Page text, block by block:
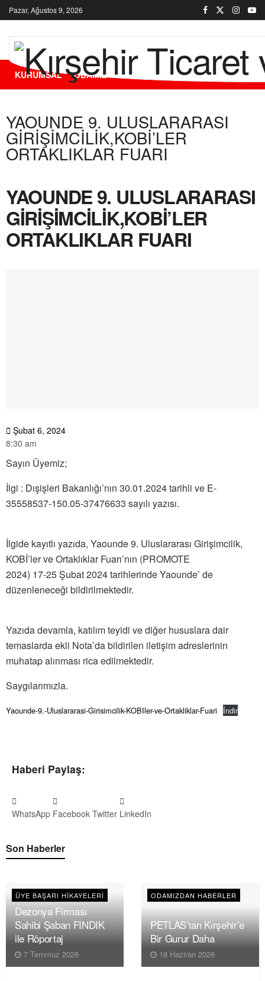
Pazar, Ağustos 9, 2026
KURUMSAL ODAMIZ ÜYELERİMİZ HİZMETLERİMİZ
YAOUNDE 9. ULUSLARARASI
GİRİŞİMCİLİK,KOBİ’LER
ORTAKLIKLAR FUARI
YAOUNDE 9. ULUSLARARASI
GİRİŞİMCİLİK,KOBİ’LER
ORTAKLIKLAR FUARI
Şubat 6, 2024
8:30 am
Sayın Üyemiz;
İlgi : Dışişleri Bakanlığı’nın 30.01.2024 tarihli ve E-
35558537-150.05-37476633 sayılı yazısı.
İlgide kayıtlı yazıda, Yaounde 9. Uluslararası Girişimcilik,
KOBİ’ler ve Ortaklıklar Fuarı’nın (PROMOTE
2024) 17-25 Şubat 2024 tarihlerinde Yaounde’ de
düzenleneceği bildirilmektedir.
Yazıda devamla, katılım teyidi ve diğer hususlara dair
temaslarda ekli Nota’da bildirilen iletişim adreslerinin
muhatap alınması rica edilmektedir.
Saygılarımızla.
Yaounde-9.-Uluslararasi-Girisimcilik-KOBIler-ve-Ortakliklar-Fuari İndir
Haberi Paylaş:
WhatsApp Facebook Twitter LinkedIn
Son Haberler
ÜYE BAŞARI HIKAYELERI
Dezonya Firması
Sahibi Şaban FINDIK
ile Röportaj
7 Temmuz 2026
ODAMIZDAN HABERLER
PETLAS’tan Kırşehir’e
Bir Gurur Daha
18 Haziran 2026